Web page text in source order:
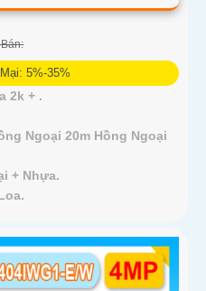
5%-35%
2k + .
Ngoại 20m Hồng Ngoại
+ Nhựa.